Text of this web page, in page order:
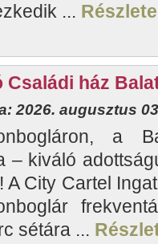
...
Családi ház
2026. augusztus
a
– kiváló
A City Cartel
sétára ...